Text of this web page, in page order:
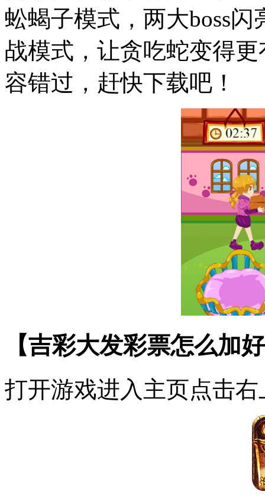
蚣蝎子模式，两大boss
战模式，让贪吃蛇变得
容错过，赶快下载吧！
【吉彩大发彩票怎么加
打开游戏进入主页点击